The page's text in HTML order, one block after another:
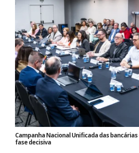
Campanha Nacional Unificada das
fase decisiva